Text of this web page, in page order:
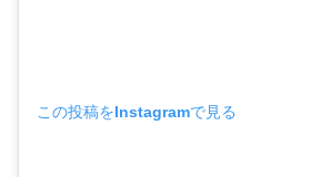
この投稿をInstagramで見る